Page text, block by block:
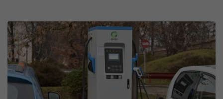
n
k
e
d
I
a
a
a
r
e
i
a